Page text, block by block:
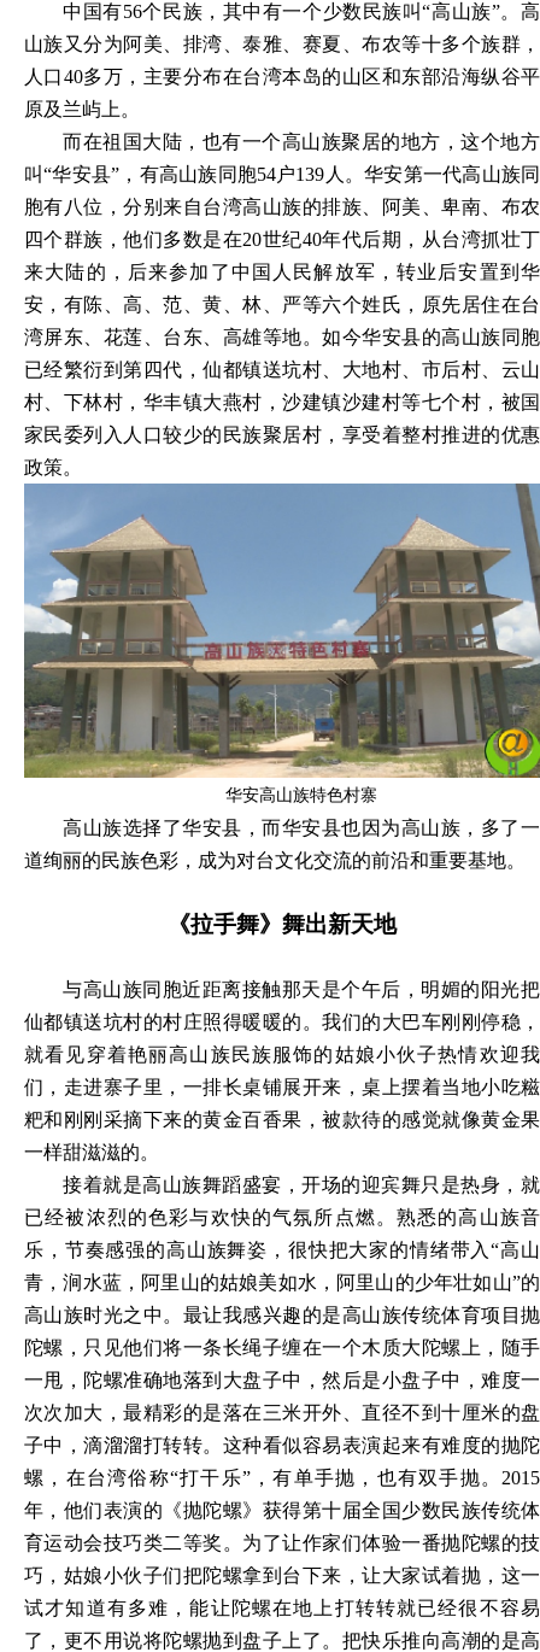
中国有56个民族，其中有一个少数民族叫“高山族”。高
山族又分为阿美、排湾、泰雅、赛夏、布农等十多个族群，
人口40多万，主要分布在台湾本岛的山区和东部沿海纵谷平
原及兰屿上。
而在祖国大陆，也有一个高山族聚居的地方，这个地方
叫“华安县”，有高山族同胞54户139人。华安第一代高山族同
胞有八位，分别来自台湾高山族的排族、阿美、卑南、布农
四个群族，他们多数是在20世纪40年代后期，从台湾抓壮丁
来大陆的，后来参加了中国人民解放军，转业后安置到华
安，有陈、高、范、黄、林、严等六个姓氏，原先居住在台
湾屏东、花莲、台东、高雄等地。如今华安县的高山族同胞
已经繁衍到第四代，仙都镇送坑村、大地村、市后村、云山
村、下林村，华丰镇大燕村，沙建镇沙建村等七个村，被国
家民委列入人口较少的民族聚居村，享受着整村推进的优惠
政策。
华安高山族特色村寨
高山族选择了华安县，而华安县也因为高山族，多了一
道绚丽的民族色彩，成为对台文化交流的前沿和重要基地。
《拉手舞》舞出新天地
与高山族同胞近距离接触那天是个午后，明媚的阳光把
仙都镇送坑村的村庄照得暖暖的。我们的大巴车刚刚停稳，
就看见穿着艳丽高山族民族服饰的姑娘小伙子热情欢迎我
们，走进寨子里，一排长桌铺展开来，桌上摆着当地小吃糍
粑和刚刚采摘下来的黄金百香果，被款待的感觉就像黄金果
一样甜滋滋的。
接着就是高山族舞蹈盛宴，开场的迎宾舞只是热身，就
已经被浓烈的色彩与欢快的气氛所点燃。熟悉的高山族音
乐，节奏感强的高山族舞姿，很快把大家的情绪带入“高山
青，涧水蓝，阿里山的姑娘美如水，阿里山的少年壮如山”的
高山族时光之中。最让我感兴趣的是高山族传统体育项目抛
陀螺，只见他们将一条长绳子缠在一个木质大陀螺上，随手
一甩，陀螺准确地落到大盘子中，然后是小盘子中，难度一
次次加大，最精彩的是落在三米开外、直径不到十厘米的盘
子中，滴溜溜打转转。这种看似容易表演起来有难度的抛陀
螺，在台湾俗称“打干乐”，有单手抛，也有双手抛。2015
年，他们表演的《抛陀螺》获得第十届全国少数民族传统体
育运动会技巧类二等奖。为了让作家们体验一番抛陀螺的技
巧，姑娘小伙子们把陀螺拿到台下来，让大家试着抛，这一
试才知道有多难，能让陀螺在地上打转转就已经很不容易
了，更不用说将陀螺抛到盘子上了。把快乐推向高潮的是高